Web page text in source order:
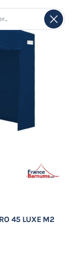
45 LUXE M2